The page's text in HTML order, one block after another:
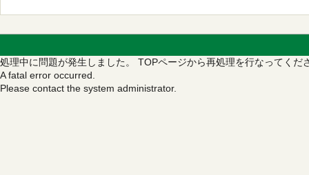
処理中に問題が発生しました。 TOPページから再処理を行なってくだ
A fatal error occurred.
Please contact the system administrator.